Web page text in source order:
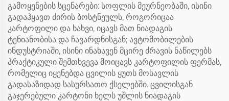
გამოყენების სცენარები: სოფლის მეურნეობაში, ისინი
გადაჰყავთ ძირის ბოსტნეულს, როგორიცაა
კარტოფილი და ხახვი, იცავს მათ ნიადაგის
ტენიანობისა და ჩავარდნისგან; ავტომობილების
ინდუსტრიაში, ისინი ინახავენ მცირე ძრავის ნაწილებს
პრაქტიკული შემთხვევა მოიცავს კარტოფილის ფერმას,
რომელიც იყენებდა ცვილის ყუთს მოსავლის
გადასაზიდად სასურსათო ქსელებში. ცვილისგან
გაჯერებული კარტონი ხელს უშლის ნიადაგის